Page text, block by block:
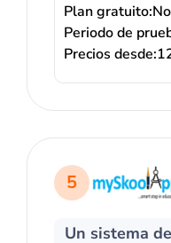
Plan gratuito:No
Periodo de
Precios desde:
5
Un sistema